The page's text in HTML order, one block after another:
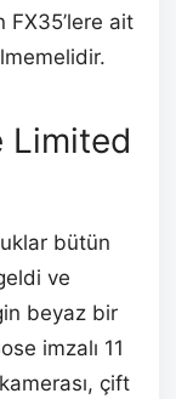
FX35’lere ait
Limited
bütün
ve
beyaz bir
imzalı 11
çift